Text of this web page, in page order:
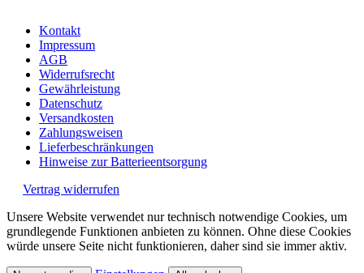
Kontakt
Impressum
AGB
Widerrufsrecht
Gewährleistung
Datenschutz
Versandkosten
Zahlungsweisen
Lieferbeschränkungen
Hinweise zur Batterieentsorgung
Vertrag widerrufen
Unsere Website verwendet nur technisch notwendige Cookies, um
grundlegende Funktionen anbieten zu können. Ohne diese Cookies
würde unsere Seite nicht funktionieren, daher sind sie immer aktiv.